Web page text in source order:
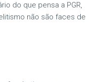
do que pensa a PGR,
não são faces de